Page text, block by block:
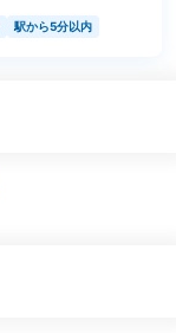
駅から5分以内